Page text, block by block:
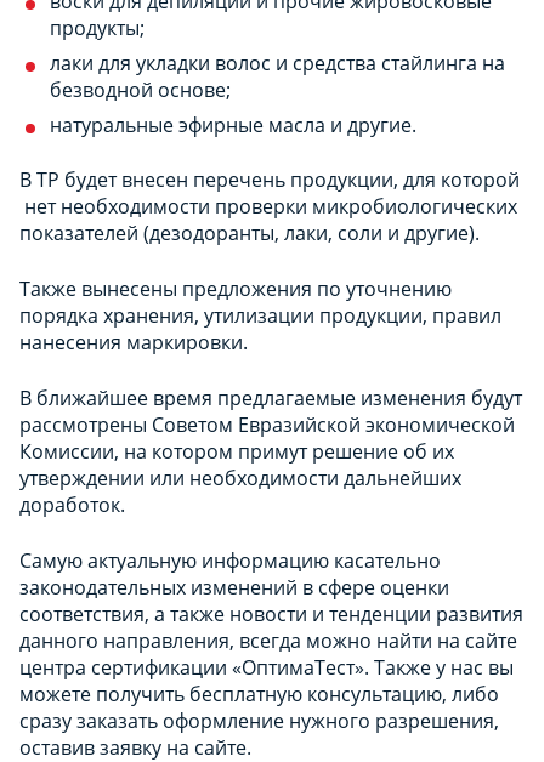
продукты;
лаки для укладки волос и средства стайлинга на
безводной основе;
натуральные эфирные масла и другие.
В ТР будет внесен перечень продукции, для которой
нет необходимости проверки микробиологических
показателей (дезодоранты, лаки, соли и другие).
Также вынесены предложения по уточнению
порядка хранения, утилизации продукции, правил
нанесения маркировки.
В ближайшее время предлагаемые изменения будут
рассмотрены Советом Евразийской экономической
Комиссии, на котором примут решение об их
утверждении или необходимости дальнейших
доработок.
Самую актуальную информацию касательно
законодательных изменений в сфере оценки
соответствия, а также новости и тенденции развития
данного направления, всегда можно найти на сайте
центра сертификации «ОптимаТест». Также у нас вы
можете получить бесплатную консультацию, либо
сразу заказать оформление нужного разрешения,
оставив заявку на сайте.